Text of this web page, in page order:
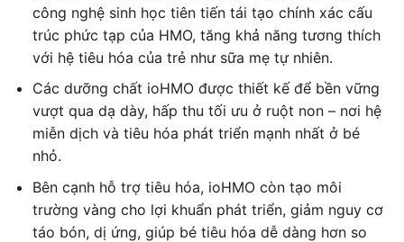
công nghệ sinh học tiên tiến tái tạo chính xác cấu
trúc phức tạp của HMO, tăng khả năng tương thích
với hệ tiêu hóa của trẻ như sữa mẹ tự nhiên.
Các dưỡng chất ioHMO được thiết kế để bền vững
vượt qua dạ dày, hấp thu tối ưu ở ruột non – nơi hệ
miễn dịch và tiêu hóa phát triển mạnh nhất ở bé
nhỏ.
Bên cạnh hỗ trợ tiêu hóa, ioHMO còn tạo môi
trường vàng cho lợi khuẩn phát triển, giảm nguy cơ
táo bón, dị ứng, giúp bé tiêu hóa dễ dàng hơn so